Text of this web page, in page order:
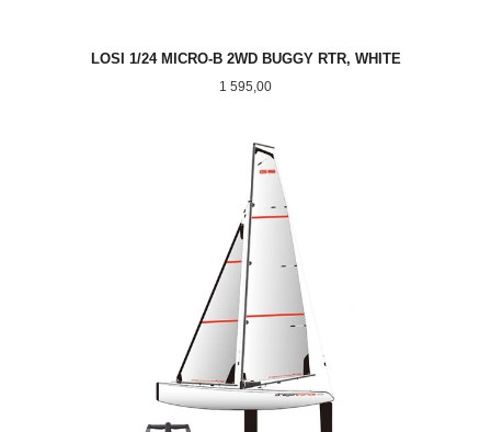
LOSI 1/24 MICRO-B 2WD BUGGY RTR, WHITE
Pris
1 595,00